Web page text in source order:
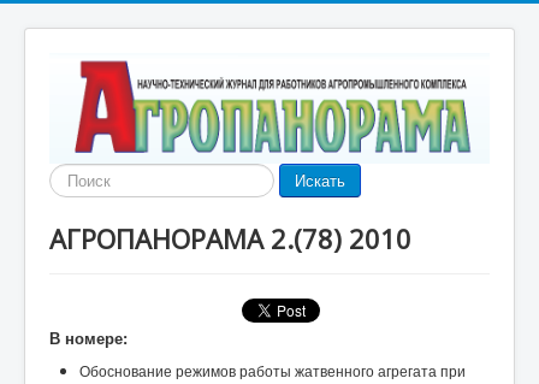
Найти Искать
АГРОПАНОРАМА 2.(78) 2010
В номере:
Обоснование режимов работы жатвенного агрегата при